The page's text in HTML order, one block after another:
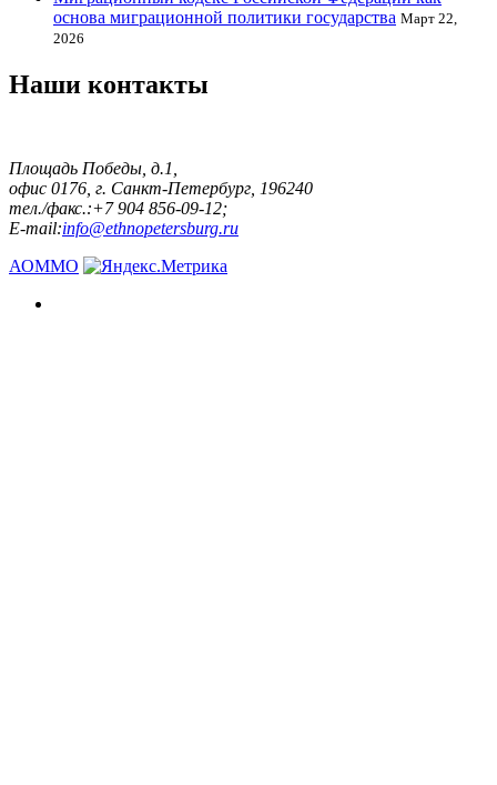
основа миграционной политики государства Март 22,
2026
Наши контакты
Площадь Победы, д.1,
офис 0176, г. Санкт-Петербург, 196240
тел./факс.:+7 904 856-09-12;
E-mail:info@ethnopetersburg.ru
АОММО